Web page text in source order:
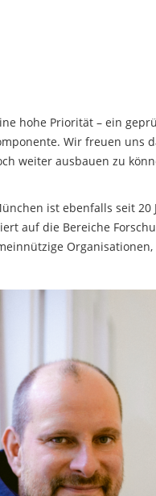
hohe Priorität – ein
Wir freuen uns
weiter ausbauen zu
ist ebenfalls seit
auf die Bereiche